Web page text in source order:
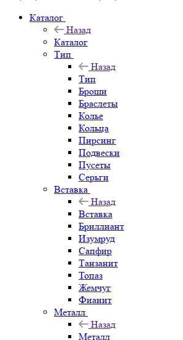
Каталог
Назад
Каталог
Тип
Назад
Тип
Броши
Браслеты
Колье
Кольца
Пирсинг
Подвески
Пусеты
Серьги
Вставка
Назад
Вставка
Бриллиант
Изумруд
Сапфир
Танзанит
Топаз
Жемчуг
Фианит
Металл
Назад
Металл